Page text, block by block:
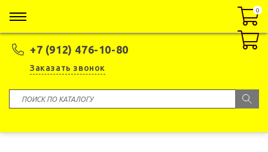
+7 (912) 476-10-80
Заказать звонок
0
0